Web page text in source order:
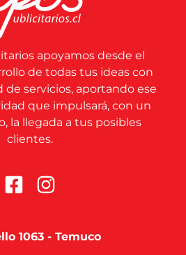
apoyamos desde el
de todas tus ideas con
de servicios, aportando ese
que impulsará, con un
la llegada a tus posibles
clientes.
1063 - Temuco